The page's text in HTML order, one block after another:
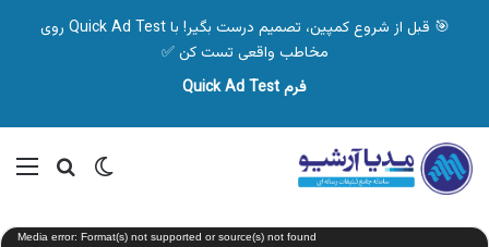
🎯 قبل از شروع کمپین، تصمیم درست بگیر! با Quick Ad Test روی
مخاطب واقعی تست کن ✅
فرم Quick Ad Test
تغییر پوسته
نمایشگر Media error: Format(s) not supported or source(s) not found